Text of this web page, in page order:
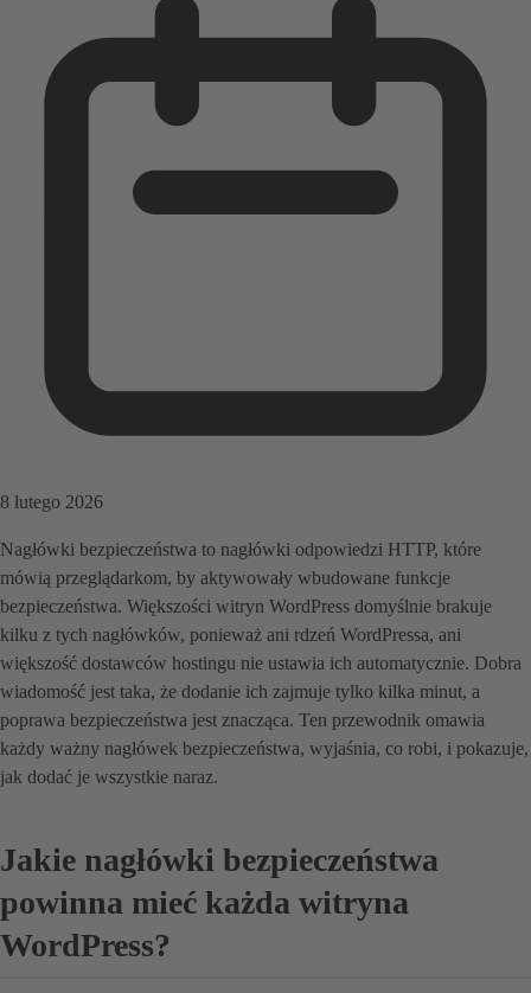
8 lutego 2026
Nagłówki bezpieczeństwa to nagłówki odpowiedzi HTTP, które
mówią przeglądarkom, by aktywowały wbudowane funkcje
bezpieczeństwa. Większości witryn WordPress domyślnie brakuje
kilku z tych nagłówków, ponieważ ani rdzeń WordPressa, ani
większość dostawców hostingu nie ustawia ich automatycznie. Dobra
wiadomość jest taka, że dodanie ich zajmuje tylko kilka minut, a
poprawa bezpieczeństwa jest znacząca. Ten przewodnik omawia
każdy ważny nagłówek bezpieczeństwa, wyjaśnia, co robi, i pokazuje,
jak dodać je wszystkie naraz.
Jakie nagłówki bezpieczeństwa
powinna mieć każda witryna
WordPress?